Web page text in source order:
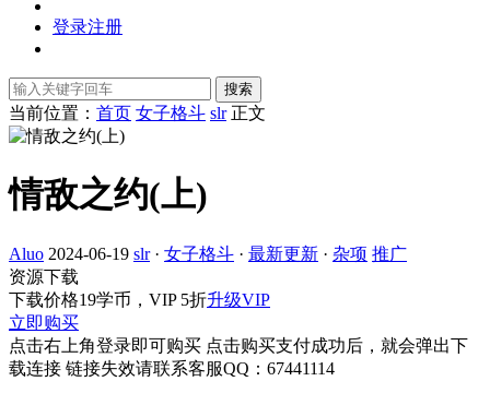
登录注册
搜索
当前位置： 首页 女子格斗 slr 正文
情敌之约(上)
Aluo 2024-06-19 slr· 女子格斗 · 最新更新 · 杂项 推广
资源下载
下载价格19学币，VIP 5折升级VIP
立即购买
点击右上角登录即可购买 点击购买支付成功后，就会弹出下
载连接 链接失效请联系客服QQ：67441114